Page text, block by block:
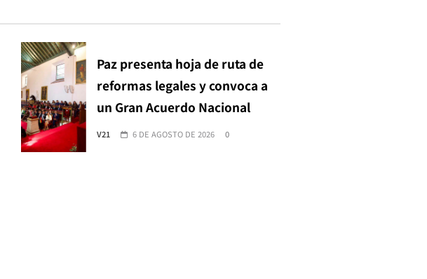
Paz presenta hoja de ruta de
reformas legales y convoca a
un Gran Acuerdo Nacional
V21 6 DE AGOSTO DE 2026 0